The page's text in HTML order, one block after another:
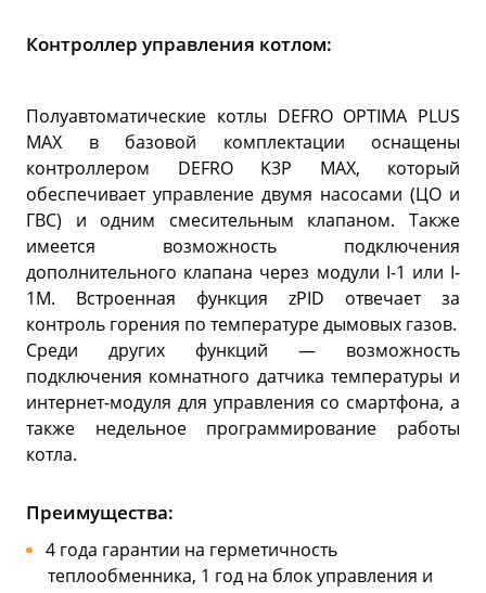
Контроллер управления котлом:
Полуавтоматические котлы DEFRO OPTIMA PLUS
MAX в базовой комплектации оснащены
контроллером DEFRO K3P MAX, который
обеспечивает управление двумя насосами (ЦО и
ГВС) и одним смесительным клапаном. Также
имеется возможность подключения
дополнительного клапана через модули I-1 или I-
1M. Встроенная функция zPID отвечает за
контроль горения по температуре дымовых газов.
Среди других функций — возможность
подключения комнатного датчика температуры и
интернет-модуля для управления со смартфона, а
также недельное программирование работы
котла.
Преимущества:
4 года гарантии на герметичность
теплообменника, 1 год на блок управления и